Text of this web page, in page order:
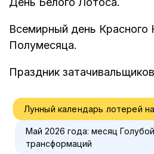
Всемирный день Красного
Полумесяца.
Праздник
Лунный календарь лотерей
Май 2026 года: месяц
трансформаций